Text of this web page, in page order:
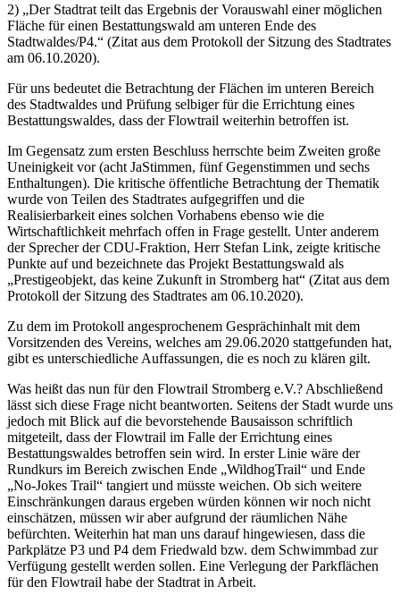
2) „Der Stadtrat teilt das Ergebnis der Vorauswahl einer möglichen
Fläche für einen Bestattungswald am unteren Ende des
Stadtwaldes/P4.“ (Zitat aus dem Protokoll der Sitzung des Stadtrates
am 06.10.2020).
Für uns bedeutet die Betrachtung der Flächen im unteren Bereich
des Stadtwaldes und Prüfung selbiger für die Errichtung eines
Bestattungswaldes, dass der Flowtrail weiterhin betroffen ist.
Im Gegensatz zum ersten Beschluss herrschte beim Zweiten große
Uneinigkeit vor (acht JaStimmen, fünf Gegenstimmen und sechs
Enthaltungen). Die kritische öffentliche Betrachtung der Thematik
wurde von Teilen des Stadtrates aufgegriffen und die
Realisierbarkeit eines solchen Vorhabens ebenso wie die
Wirtschaftlichkeit mehrfach offen in Frage gestellt. Unter anderem
der Sprecher der CDU-Fraktion, Herr Stefan Link, zeigte kritische
Punkte auf und bezeichnete das Projekt Bestattungswald als
„Prestigeobjekt, das keine Zukunft in Stromberg hat“ (Zitat aus dem
Protokoll der Sitzung des Stadtrates am 06.10.2020).
Zu dem im Protokoll angesprochenem Gesprächinhalt mit dem
Vorsitzenden des Vereins, welches am 29.06.2020 stattgefunden hat,
gibt es unterschiedliche Auffassungen, die es noch zu klären gilt.
Was heißt das nun für den Flowtrail Stromberg e.V.? Abschließend
lässt sich diese Frage nicht beantworten. Seitens der Stadt wurde uns
jedoch mit Blick auf die bevorstehende Bausaisson schriftlich
mitgeteilt, dass der Flowtrail im Falle der Errichtung eines
Bestattungswaldes betroffen sein wird. In erster Linie wäre der
Rundkurs im Bereich zwischen Ende „WildhogTrail“ und Ende
„No-Jokes Trail“ tangiert und müsste weichen. Ob sich weitere
Einschränkungen daraus ergeben würden können wir noch nicht
einschätzen, müssen wir aber aufgrund der räumlichen Nähe
befürchten. Weiterhin hat man uns darauf hingewiesen, dass die
Parkplätze P3 und P4 dem Friedwald bzw. dem Schwimmbad zur
Verfügung gestellt werden sollen. Eine Verlegung der Parkflächen
für den Flowtrail habe der Stadtrat in Arbeit.